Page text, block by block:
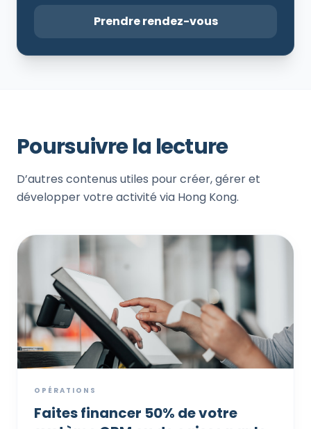
Prendre rendez-vous
Poursuivre la lecture
D’autres contenus utiles pour créer, gérer et
développer votre activité via Hong Kong.
OPÉRATIONS
Faites financer 50% de votre